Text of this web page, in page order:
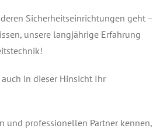
Sicherheitseinrichtungen geht –
unsere langjährige Erfahrung
in dieser Hinsicht Ihr
und professionellen Partner kennen,